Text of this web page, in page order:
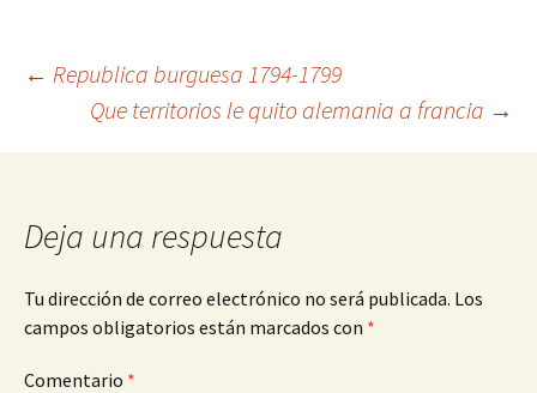
Navegación
de
entradas
← Republica burguesa 1794-1799
Que territorios le quito alemania a francia →
Deja una respuesta
Tu dirección de correo electrónico no será publicada. Los
campos obligatorios están marcados con *
Comentario *